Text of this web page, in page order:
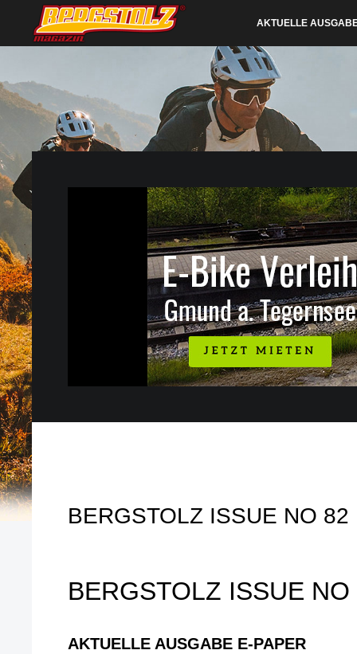
AKTUELLE
BERGSTOLZ ISSUE NO 82
BERGSTOLZ ISSUE NO
AKTUELLE AUSGABE E-PAPER